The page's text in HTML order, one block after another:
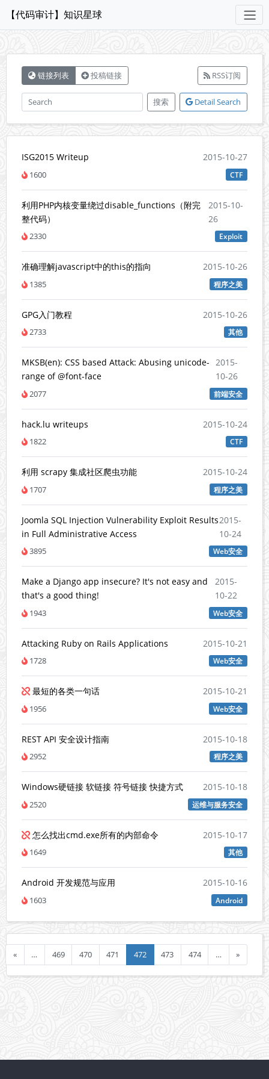
【代码审计】知识星球
链接列表 投稿链接 RSS订阅
搜索 Detail Search
ISG2015 Writeup 2015-10-27
1600 CTF
利用PHP内核变量绕过disable_functions（附完
整代码）
2015-10-
26
2330 Exploit
准确理解javascript中的this的指向 2015-10-26
1385 程序之美
GPG入门教程 2015-10-26
2733 其他
MKSB(en): CSS based Attack: Abusing unicode-
range of @font-face
2015-
10-26
2077 前端安全
hack.lu writeups 2015-10-24
1822 CTF
利用 scrapy 集成社区爬虫功能 2015-10-24
1707 程序之美
Joomla SQL Injection Vulnerability Exploit Results
in Full Administrative Access
2015-
10-24
3895 Web安全
Make a Django app insecure? It's not easy and
that's a good thing!
2015-
10-22
1943 Web安全
Attacking Ruby on Rails Applications 2015-10-21
1728 Web安全
最短的各类一句话 2015-10-21
1956 Web安全
REST API 安全设计指南 2015-10-18
2952 程序之美
Windows硬链接 软链接 符号链接 快捷方式 2015-10-18
2520 运维与服务安全
怎么找出cmd.exe所有的内部命令 2015-10-17
1649 其他
Android 开发规范与应用 2015-10-16
1603 Android
« … 469 470 471 472 473 474 … »